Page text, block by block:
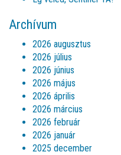
Archívum
2026 augusztus
2026 július
2026 június
2026 május
2026 április
2026 március
2026 február
2026 január
2025 december